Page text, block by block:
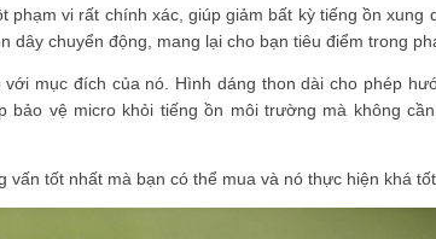
phạm vi rất chính xác, giúp giảm bất kỳ tiếng ồn xung
dây chuyển động, mang lại cho bạn tiêu điểm trong
mục đích của nó. Hình dáng thon dài cho phép
vệ micro khỏi tiếng ồn môi trường mà không
tốt nhất mà bạn có thể mua và nó thực hiện khá